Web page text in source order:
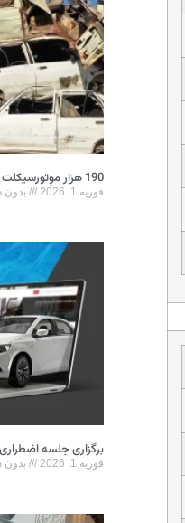
190 هزار موتورسیکلت و خودرو اسقاط شد
فوریه 1, 2026 بدون
برگزاری جلسه
فوریه 1, 2026 بدون